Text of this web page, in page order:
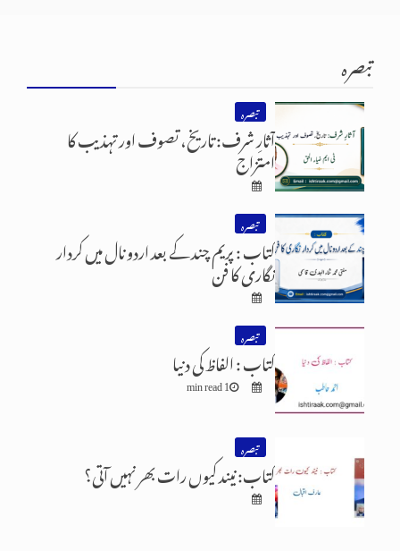
تبصرہ
تبصرہ
آثارِ شرف: تاریخ، تصوف اور تہذیب کا
امتزاج
تبصرہ
کتاب : پریم چند کے بعد اردو نال میں کردار
نگاری کا فن
تبصرہ
کتاب : الفاظ کی دنیا
1 min read
تبصرہ
کتاب: نیند کیوں رات بھر نہیں آتی؟